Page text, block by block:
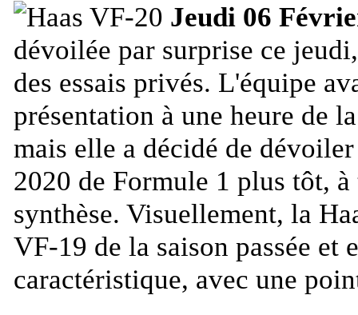
Jeudi 06
dévoilée par surprise ce
des essais privés. L'équipe
présentation à une heure de
mais elle a décidé de
2020 de Formule 1 plus tôt, à
synthèse. Visuellement, la
VF-19 de la saison passée et
caractéristique, avec une